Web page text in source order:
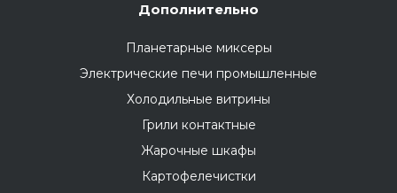
Дополнительно
Планетарные миксеры
Электрические печи промышленные
Холодильные витрины
Грили контактные
Жарочные шкафы
Картофелечистки